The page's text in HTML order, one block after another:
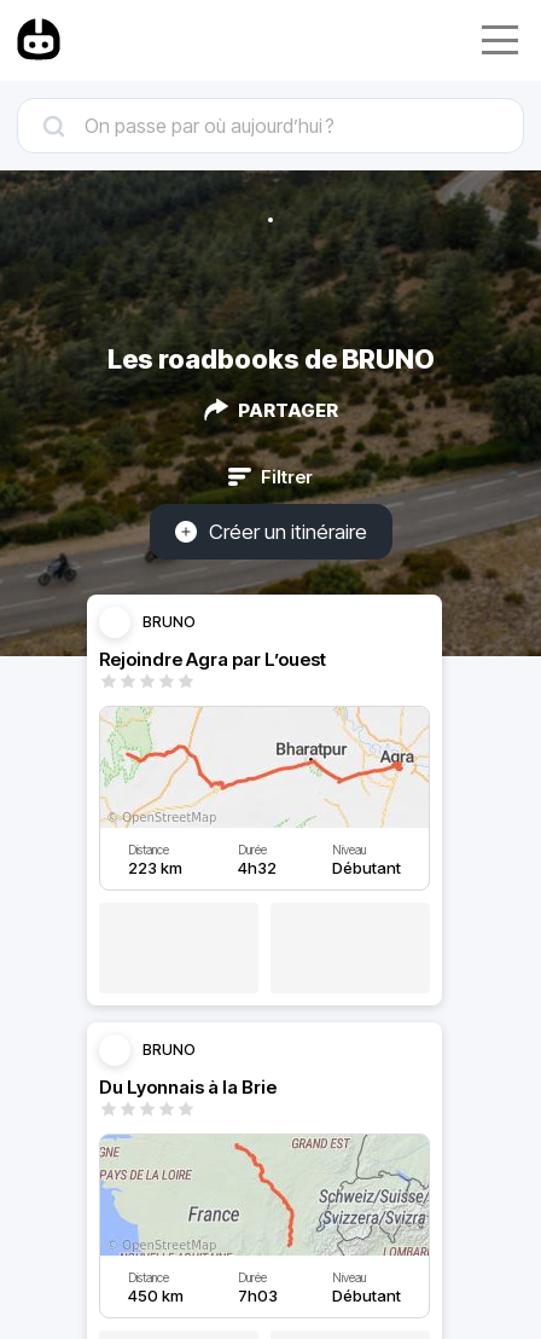
Les roadbooks de BRUNO
PARTAGER
Filtrer
Créer un itinéraire
BRUNO
Rejoindre Agra par L’ouest
Distance
223 km
Durée
4h32
Niveau
Débutant
BRUNO
Du Lyonnais à la Brie
Distance
450 km
Durée
7h03
Niveau
Débutant